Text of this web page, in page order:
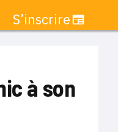
S’inscrire
à son